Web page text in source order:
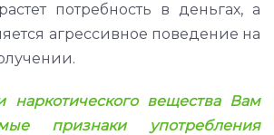
потребность в деньгах, а
агрессивное поведение на
наркотического вещества Вам
признаки употребления